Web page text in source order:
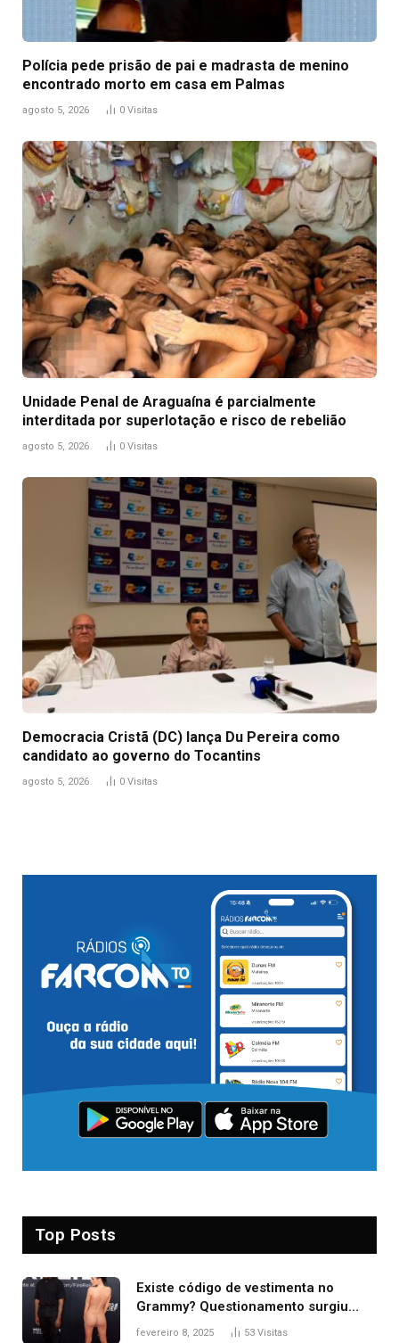
Polícia pede prisão de pai e madrasta de menino
encontrado morto em casa em Palmas
agosto 5, 2026 0 Visitas
Unidade Penal de Araguaína é parcialmente
interditada por superlotação e risco de rebelião
agosto 5, 2026 0 Visitas
Democracia Cristã (DC) lança Du Pereira como
candidato ao governo do Tocantins
agosto 5, 2026 0 Visitas
Top Posts
Existe código de vestimenta no
Grammy? Questionamento surgiu
após Bianca Censori, mulher de
fevereiro 8, 2025 53 Visitas